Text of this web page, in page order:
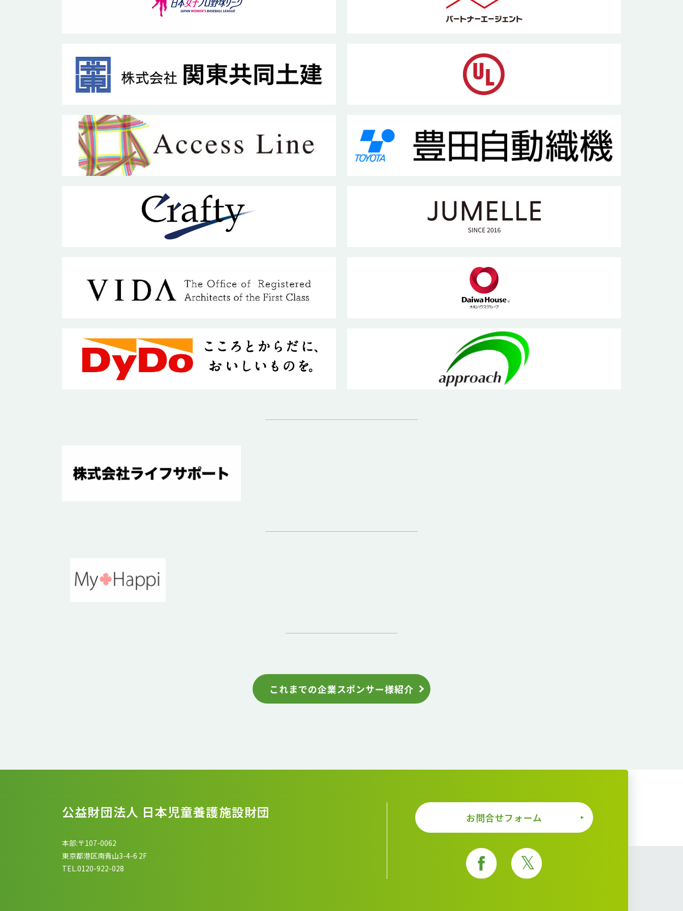
これまでの企業スポンサー様紹介
公益財団法人 日本児童養護施設財団
本部:〒107-0062
東京都港区南青山3-4-6 2F
TEL.0120-922-028
お問合せフォーム